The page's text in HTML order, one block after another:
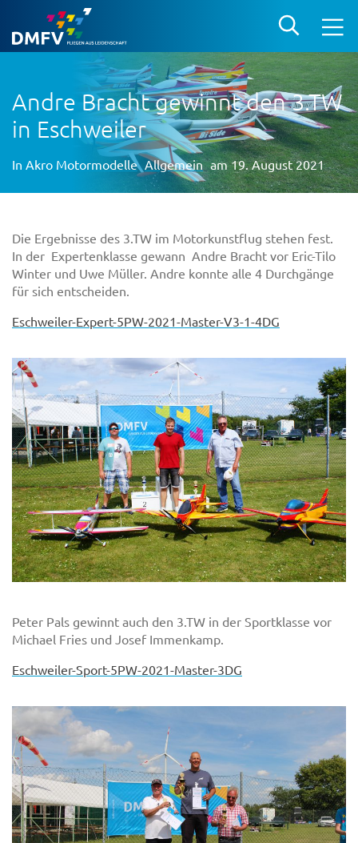
Andre Bracht gewinnt den 3.TW
in Eschweiler
In Akro Motormodelle Allgemein am 19. August 2021
Die Ergebnisse des 3.TW im Motorkunstflug stehen fest.
In der Expertenklasse gewann Andre Bracht vor Eric-Tilo
Winter und Uwe Müller. Andre konnte alle 4 Durchgänge
für sich entscheiden.
Eschweiler-Expert-5PW-2021-Master-V3-1-4DG
Peter Pals gewinnt auch den 3.TW in der Sportklasse vor
Michael Fries und Josef Immenkamp.
Eschweiler-Sport-5PW-2021-Master-3DG